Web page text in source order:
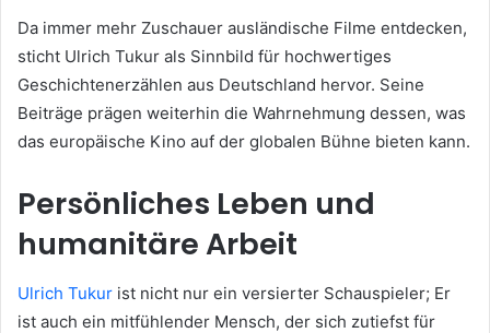
Da immer mehr Zuschauer ausländische Filme entdecken,
sticht Ulrich Tukur als Sinnbild für hochwertiges
Geschichtenerzählen aus Deutschland hervor. Seine
Beiträge prägen weiterhin die Wahrnehmung dessen, was
das europäische Kino auf der globalen Bühne bieten kann.
Persönliches Leben und
humanitäre Arbeit
Ulrich Tukur ist nicht nur ein versierter Schauspieler; Er
ist auch ein mitfühlender Mensch, der sich zutiefst für